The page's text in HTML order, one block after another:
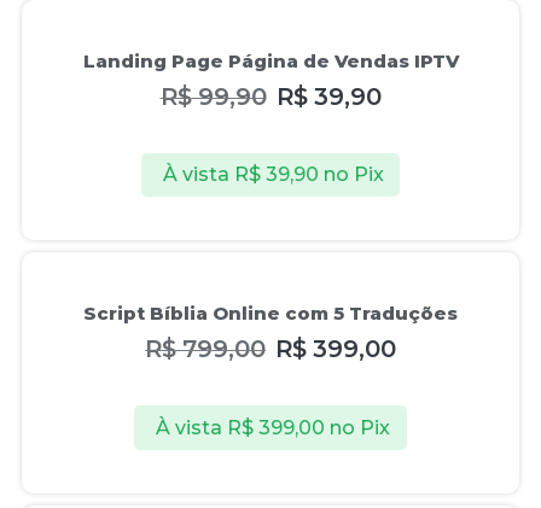
Landing Page Página de Vendas IPTV
R$99,90 R$39,90
À vista R$39,90 no Pix
Script Bíblia Online com 5 Traduções
R$799,00 R$ 399,00
À vista R$ 399,00 no Pix